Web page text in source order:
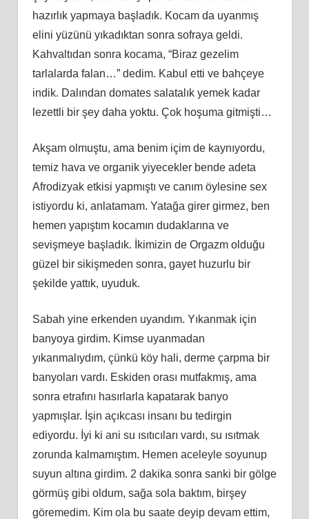
hazırlık yapmaya başladık. Kocam da uyanmış
elini yüzünü yıkadıktan sonra sofraya geldi.
Kahvaltıdan sonra kocama, “Biraz gezelim
tarlalarda falan…” dedim. Kabul etti ve bahçeye
indik. Dalından domates salatalık yemek kadar
lezettli bir şey daha yoktu. Çok hoşuma gitmişti…
Akşam olmuştu, ama benim içim de kaynıyordu,
temiz hava ve organik yiyecekler bende adeta
Afrodizyak etkisi yapmıştı ve canım öylesine sex
istiyordu ki, anlatamam. Yatağa girer girmez, ben
hemen yapıştım kocamın dudaklarına ve
sevişmeye başladık. İkimizin de Orgazm olduğu
güzel bir sikişmeden sonra, gayet huzurlu bir
şekilde yattık, uyuduk.
Sabah yine erkenden uyandım. Yıkanmak için
banyoya girdim. Kimse uyanmadan
yıkanmalıydım, çünkü köy hali, derme çarpma bir
banyoları vardı. Eskiden orası mutfakmış, ama
sonra etrafını hasırlarla kapatarak banyo
yapmışlar. İşin açıkcası insanı bu tedirgin
ediyordu. İyi ki ani su ısıtıcıları vardı, su ısıtmak
zorunda kalmamıştım. Hemen aceleyle soyunup
suyun altına girdim. 2 dakika sonra sanki bir gölge
görmüş gibi oldum, sağa sola baktım, birşey
göremedim. Kim ola bu saate deyip devam ettim,